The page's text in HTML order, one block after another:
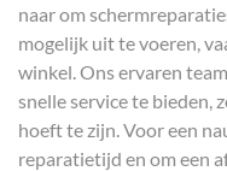
naar om
mogelijk uit te voeren,
winkel. Ons ervaren
snelle service te bieden,
hoeft te zijn. Voor een
reparatietijd en om een